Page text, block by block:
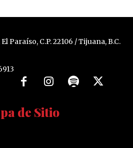
Paraíso, C.P. 22106 / Tijuana, B.C.
de Sitio